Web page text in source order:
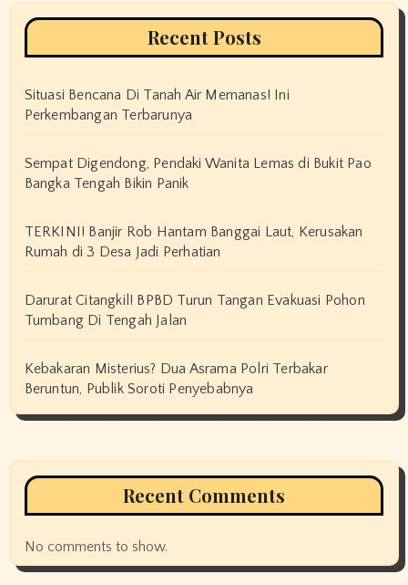
Recent Posts
Situasi Bencana Di Tanah Air Memanas! Ini
Perkembangan Terbarunya
Sempat Digendong, Pendaki Wanita Lemas di Bukit Pao
Bangka Tengah Bikin Panik
TERKINI! Banjir Rob Hantam Banggai Laut, Kerusakan
Rumah di 3 Desa Jadi Perhatian
Darurat Citangkil! BPBD Turun Tangan Evakuasi Pohon
Tumbang Di Tengah Jalan
Kebakaran Misterius? Dua Asrama Polri Terbakar
Beruntun, Publik Soroti Penyebabnya
Recent Comments
No comments to show.